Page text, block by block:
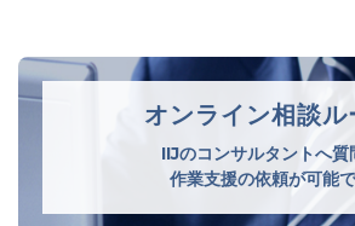
オンライン相談ル
IIJのコンサルタントへ質
作業支援の依頼が可能